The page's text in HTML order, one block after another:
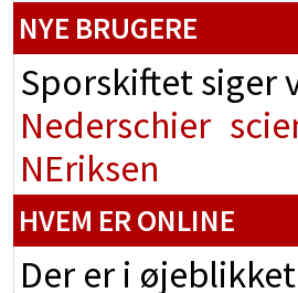
NYE BRUGERE
Sporskiftet
Nederschier
NEriksen
HVEM ER ONLINE
Der er i